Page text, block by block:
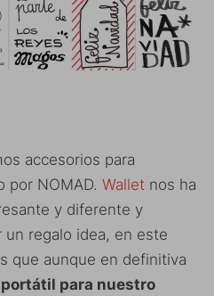
accesorios para
por NOMAD. Wallet nos ha
y diferente y
regalo idea, en este
que aunque en definitiva
para nuestro